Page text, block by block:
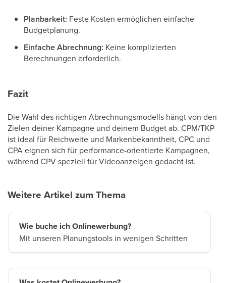
Planbarkeit: Feste Kosten ermöglichen einfache
Budgetplanung.
Einfache Abrechnung: Keine komplizierten
Berechnungen erforderlich.
Fazit
Die Wahl des richtigen Abrechnungsmodells hängt von den
Zielen deiner Kampagne und deinem Budget ab. CPM/TKP
ist ideal für Reichweite und Markenbekanntheit, CPC und
CPA eignen sich für performance-orientierte Kampagnen,
während CPV speziell für Videoanzeigen gedacht ist.
Weitere Artikel zum Thema
Wie buche ich Onlinewerbung?
Mit unseren Planungstools in wenigen Schritten